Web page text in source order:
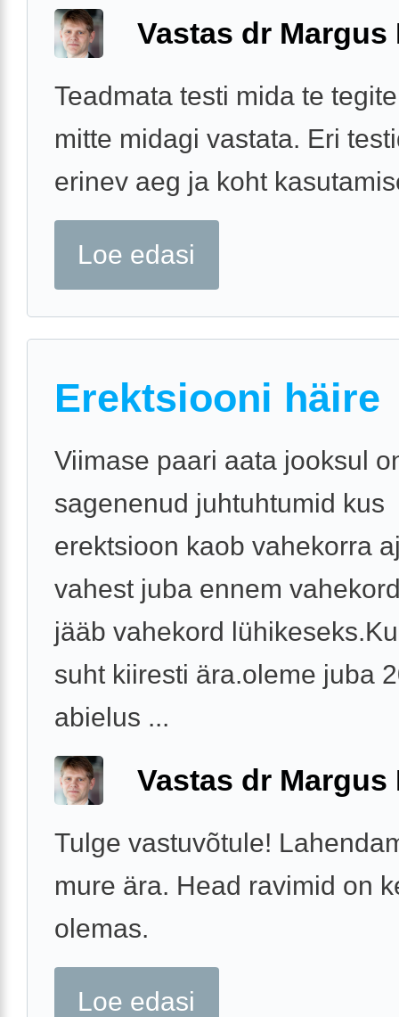
Vastas dr Margus
Teadmata testi mida te
mitte midagi vastata. Eri
erinev aeg ja koht
Loe edasi
Erektsiooni häire
Viimase paari aata jooksul
sagenenud juhtuhtumid kus
erektsioon kaob vahekorra
vahest juba ennem
jääb vahekord
suht kiiresti ära.oleme juba
abielus ...
Vastas dr Margus
Tulge vastuvõtule!
mure ära. Head ravimid on
olemas.
Loe edasi